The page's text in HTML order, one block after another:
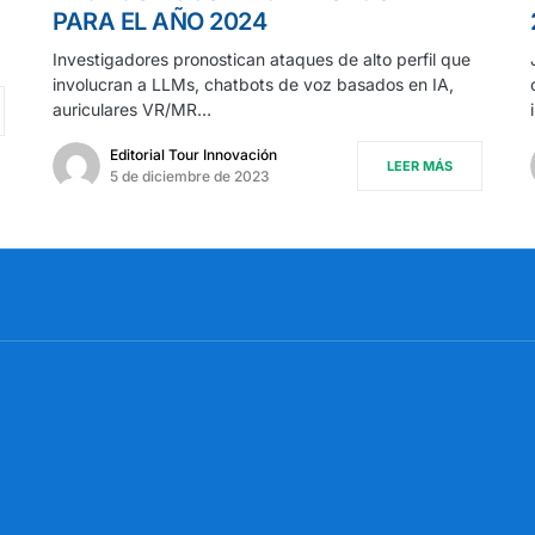
PARA EL AÑO 2024
Investigadores pronostican ataques de alto perfil que
involucran a LLMs, chatbots de voz basados en IA,
auriculares VR/MR…
Editorial Tour Innovación
5 de diciembre de 2023
LEER MÁS